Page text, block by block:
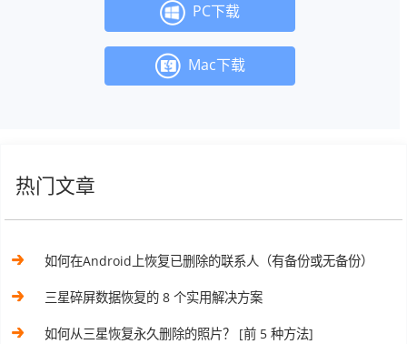
PC下载
Mac下载
热门文章
如何在Android上恢复已删除的联系人（有备份或无备份）
三星碎屏数据恢复的 8 个实用解决方案
如何从三星恢复永久删除的照片？ [前 5 种方法]